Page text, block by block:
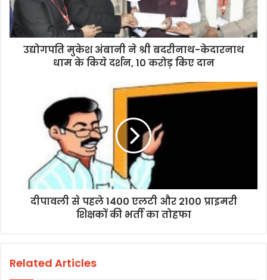
उद्योगपति मुकेश अंबानी ने श्री बदरीनाथ-केदारनाथ
धाम के किये दर्शन, 10 करोड़ किए दान
दीपावली से पहले 1400 एलटी और 2100 प्राइमरी
शिक्षकों की भर्ती का तोहफा
Related Articles